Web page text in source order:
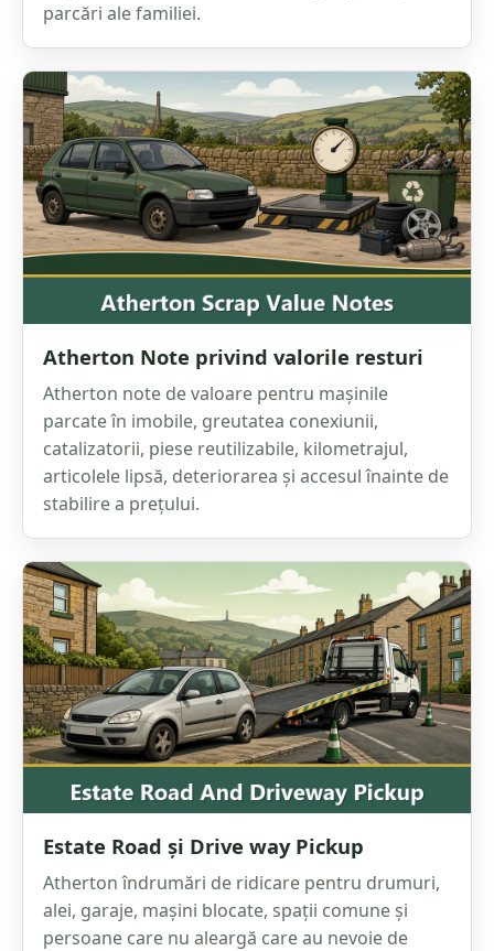
parcări ale familiei.
Atherton Note privind valorile resturi
Atherton note de valoare pentru mașinile
parcate în imobile, greutatea conexiunii,
catalizatorii, piese reutilizabile, kilometrajul,
articolele lipsă, deteriorarea și accesul înainte de
stabilire a prețului.
Estate Road și Drive way Pickup
Atherton îndrumări de ridicare pentru drumuri,
alei, garaje, mașini blocate, spații comune și
persoane care nu aleargă care au nevoie de